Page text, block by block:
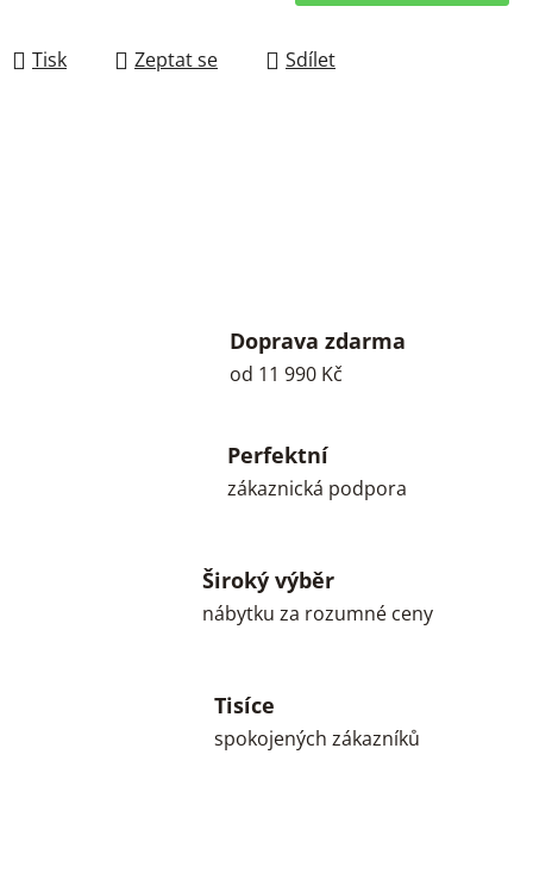
Tisk Zeptat se Sdílet
Doprava zdarma
od 11 990 Kč
Perfektní
zákaznická podpora
Široký výběr
nábytku za rozumné ceny
Tisíce
spokojených zákazníků